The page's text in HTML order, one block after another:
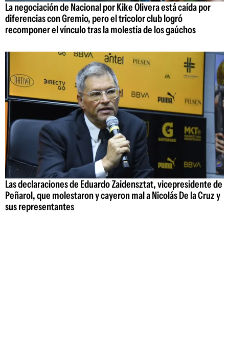
La negociación de Nacional por Kike Olivera está caída por
diferencias con Gremio, pero el tricolor club logró
recomponer el vínculo tras la molestia de los gaúchos
Las declaraciones de Eduardo Zaidensztat, vicepresidente de
Peñarol, que molestaron y cayeron mal a Nicolás De la Cruz y
sus representantes